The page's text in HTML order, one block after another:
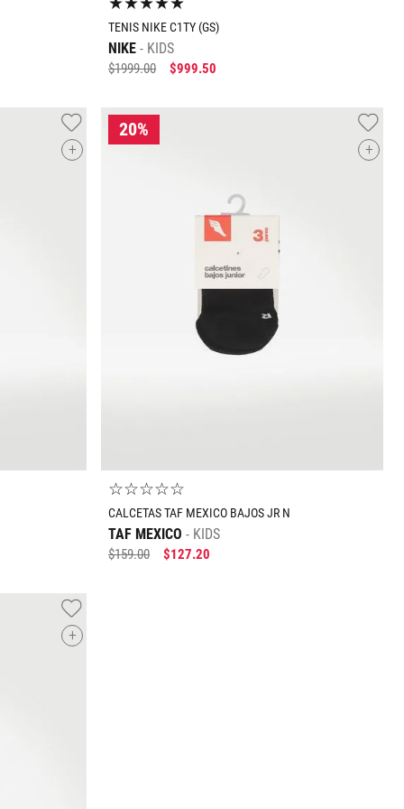
Tallas Calzado
AGREGAR AL CARRITO
TENIS NIKE C1TY (GS)
NIKE KIDS
$1999.00 $999.50
+ +
☆☆☆☆☆
CALCETAS TAF MEXICO BAJOS JR N
TAF MEXICO KIDS
$159.00 $127.20
+